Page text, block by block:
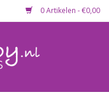
0 Artikelen - €0,00